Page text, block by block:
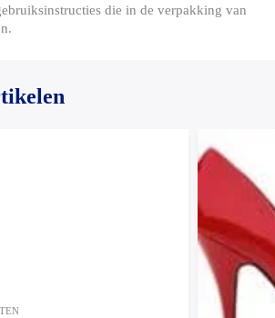
die in de verpakking van